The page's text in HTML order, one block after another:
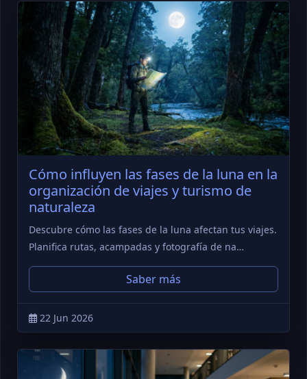
Cómo influyen las fases de la luna en la
organización de viajes y turismo de
naturaleza
Descubre cómo las fases de la luna afectan tus viajes.
Planifica rutas, acampadas y fotografía de na…
Saber más
22 Jun 2026